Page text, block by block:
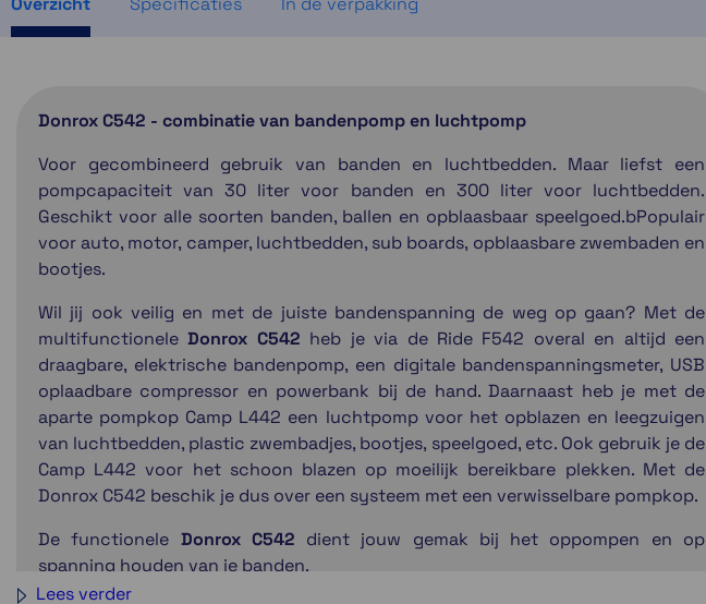
Donrox C542 - combinatie van bandenpomp en luchtpomp
Voor gecombineerd gebruik van banden en luchtbedden. Maar liefst een
pompcapaciteit van 30 liter voor banden en 300 liter voor luchtbedden.
Geschikt voor alle soorten banden, ballen en opblaasbaar speelgoed.bPopulair
voor auto, motor, camper, luchtbedden, sub boards, opblaasbare zwembaden en
bootjes.
Wil jij ook veilig en met de juiste bandenspanning de weg op gaan? Met de
multifunctioneleDonrox C542 heb je via de Ride F542 overal en altijd een
draagbare, elektrische bandenpomp, een digitale bandenspanningsmeter, USB
oplaadbare compressor en powerbank bij de hand. Daarnaast heb je met de
aparte pompkop Camp L442 een luchtpomp voor het opblazen en leegzuigen
van luchtbedden, plastic zwembadjes, bootjes, speelgoed, etc. Ook gebruik je de
Camp L442 voor het schoon blazen op moeilijk bereikbare plekken. Met de
Donrox C542 beschik je dus over een systeem met een verwisselbare pompkop.
De functionele Donrox C542 dient jouw gemak bij het oppompen en op
spanning houden van je banden.
Lees verder